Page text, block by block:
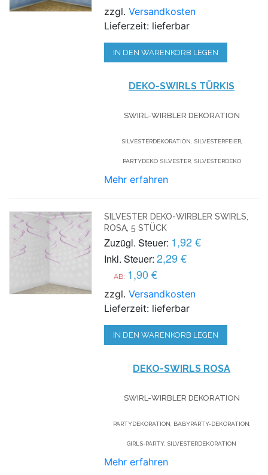
zzgl.Versandkosten
Lieferzeit: lieferbar
IN DEN WARENKORB LEGEN
DEKO-SWIRLS TÜRKIS
SWIRL-WIRBLER DEKORATION
SILVESTERDEKORATION, SILVESTERFEIER,
PARTYDEKO SILVESTER, SILVESTERDEKO
Mehr erfahren
SILVESTER DEKO-WIRBLER SWIRLS,
ROSA, 5 STÜCK
Zuzügl. Steuer: 1,92 €
Inkl. Steuer: 2,29 €
AB: 1,90 €
zzgl.Versandkosten
Lieferzeit: lieferbar
IN DEN WARENKORB LEGEN
DEKO-SWIRLS ROSA
SWIRL-WIRBLER DEKORATION
PARTYDEKORATION, BABYPARTY-DEKORATION,
GIRLS-PARTY, SILVESTERDEKORATION
Mehr erfahren